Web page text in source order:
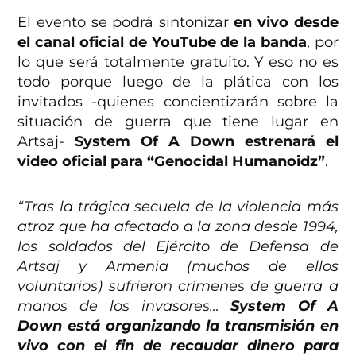
El evento se podrá sintonizaren vivo desde
el canal oficial de YouTube de la banda, por
lo que será totalmente gratuito. Y eso no es
todo porque luego de la plática con los
invitados -quienes concientizarán sobre la
situación de guerra que tiene lugar en
Artsaj- System Of A Down estrenará el
video oficial para “Genocidal Humanoidz”.
“Tras la trágica secuela de la violencia más
atroz que ha afectado a la zona desde 1994,
los soldados del Ejército de Defensa de
Artsaj y Armenia (muchos de ellos
voluntarios) sufrieron crímenes de guerra a
manos de los invasores…System Of A
Down está organizando la transmisión en
vivo con el fin de recaudar dinero para